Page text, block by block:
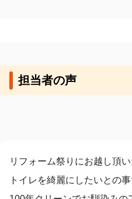
担当者の声
リフォーム祭りにお越し頂
トイレを綺麗にしたいとの